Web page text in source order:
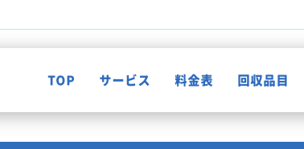
TOP サービス 料金表 回収品目